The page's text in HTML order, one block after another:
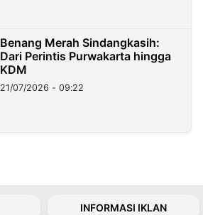
Benang Merah Sindangkasih:
Dari Perintis Purwakarta hingga
KDM
21/07/2026 - 09:22
INFORMASI IKLAN